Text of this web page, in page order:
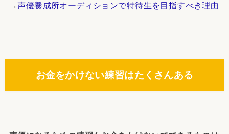
→声優養成所オーディションで特待生を目指すべき理由
お金をかけない練習はたくさんある